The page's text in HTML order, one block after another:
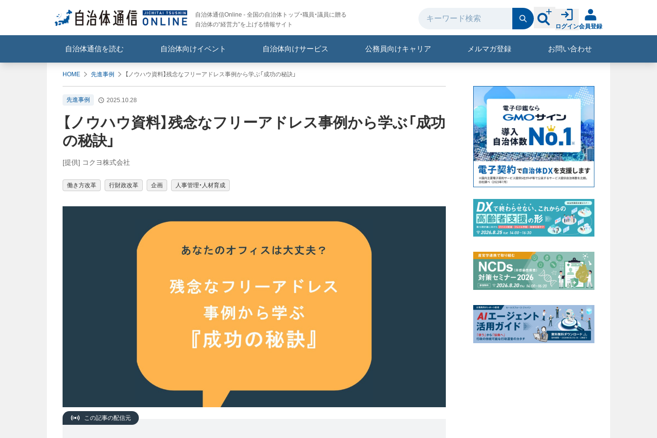
自治体通信Online - 全国の自治体トップ・職員・議員に贈る
自治体の“経営力”を上げる情報サイト
ログイン会員登録
自治体通信を読む 自治体向けイベント 自治体向けサービス 公務員向けキャリア メルマガ登録 お問い合わせ
HOME 先進事例 【ノウハウ資料】残念なフリーアドレス事例から学ぶ「成功の秘訣」
先進事例 2025.10.28
【ノウハウ資料】残念なフリーアドレス事例から学ぶ「成功
の秘訣」
[提供] コクヨ株式会社
働き方改革 行財政改革 企画 人事管理・人材育成
この記事の配信元